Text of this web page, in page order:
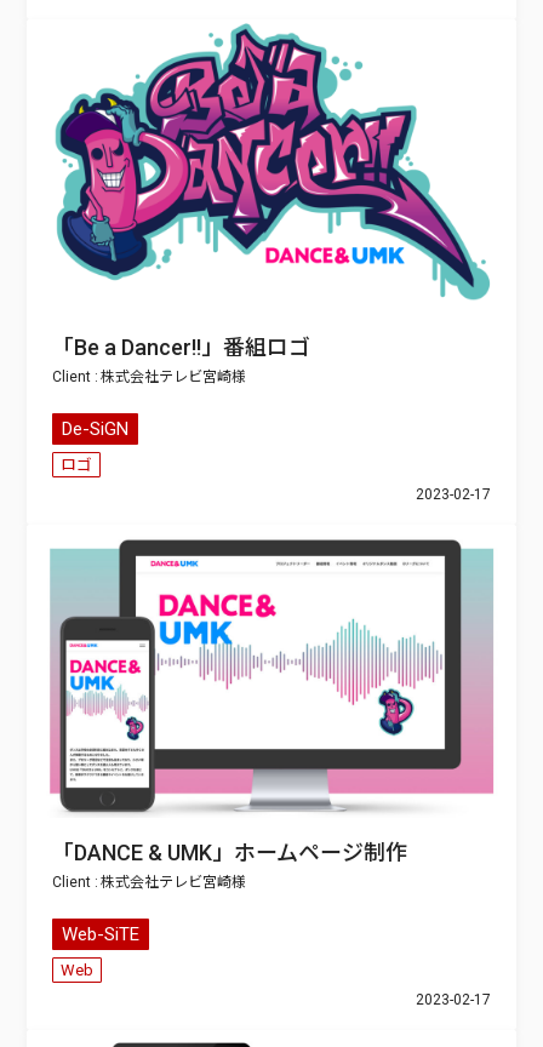
「Be a Dancer!!」番組ロゴ
株式会社テレビ宮崎
De-SiGN
ロゴ
2023-02-17
「DANCE & UMK」ホームページ制作
株式会社テレビ宮崎
Web-SiTE
Web
2023-02-17